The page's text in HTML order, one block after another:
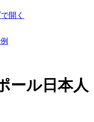
開く
ール日本人